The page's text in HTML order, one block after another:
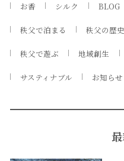
お香 シルク BLOG
秩父で泊まる 秩父の歴史
秩父で遊ぶ 地域創生
サスティナブル お知らせ